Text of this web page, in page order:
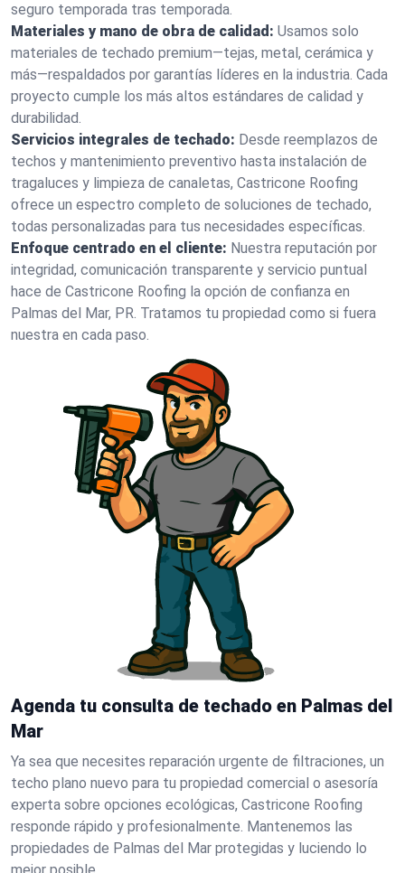
seguro temporada tras temporada.
Materiales y mano de obra de calidad: Usamos solo
materiales de techado premium—tejas, metal, cerámica y
más—respaldados por garantías líderes en la industria. Cada
proyecto cumple los más altos estándares de calidad y
durabilidad.
Servicios integrales de techado: Desde reemplazos de
techos y mantenimiento preventivo hasta instalación de
tragaluces y limpieza de canaletas, Castricone Roofing
ofrece un espectro completo de soluciones de techado,
todas personalizadas para tus necesidades específicas.
Enfoque centrado en el cliente: Nuestra reputación por
integridad, comunicación transparente y servicio puntual
hace de Castricone Roofing la opción de confianza en
Palmas del Mar, PR. Tratamos tu propiedad como si fuera
nuestra en cada paso.
Agenda tu consulta de techado en Palmas del
Mar
Ya sea que necesites reparación urgente de filtraciones, un
techo plano nuevo para tu propiedad comercial o asesoría
experta sobre opciones ecológicas, Castricone Roofing
responde rápido y profesionalmente. Mantenemos las
propiedades de Palmas del Mar protegidas y luciendo lo